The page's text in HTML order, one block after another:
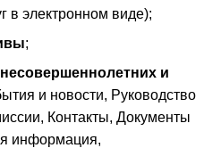
в электронном виде);
;
и
и новости, Руководство
Контакты, Документы
информация,